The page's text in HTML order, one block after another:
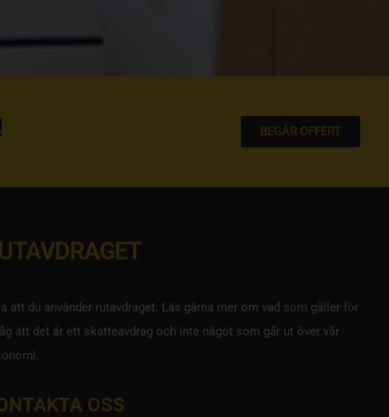
BEGÄR OFFERT
du använder rutavdraget. Läs gärna mer om vad som gäller för
att det är ett skatteavdrag och inte något som går ut över vår
OSS